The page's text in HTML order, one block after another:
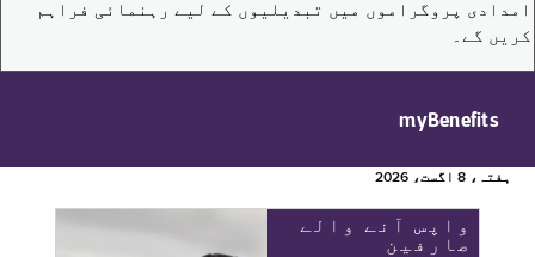
امدادی پروگراموں میں تبدیلیوں کے لیے رہنمائی فراہم
کریں گے۔
myBenefits
ہفتہ، 8 اگست، 2026
واپس آنے والے
صارفین